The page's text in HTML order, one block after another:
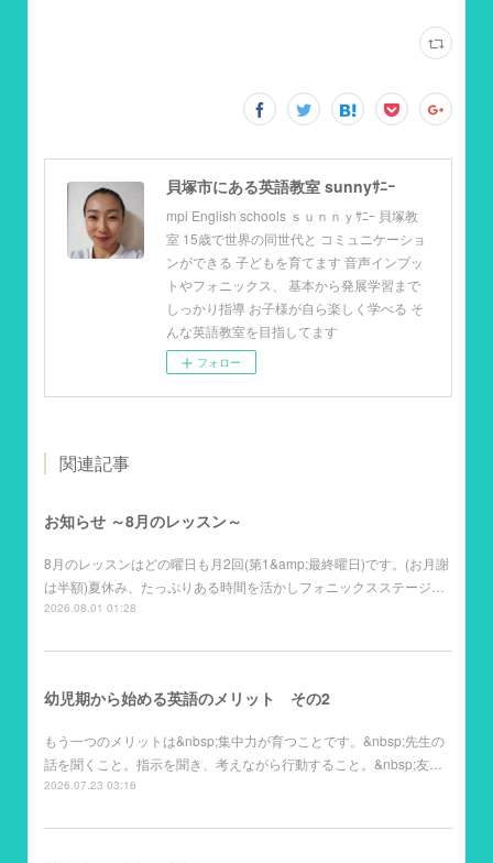
貝塚市にある英語教室 sunnyｻﾆｰ
mpi English schools ｓｕｎｎｙｻﾆｰ 貝塚教
室 15歳で世界の同世代と コミュニケーショ
ンができる 子どもを育てます 音声インプッ
トやフォニックス、 基本から発展学習まで
しっかり指導 お子様が自ら楽しく学べる そ
んな英語教室を目指してます
フォロー
関連記事
お知らせ ～8月のレッスン～
8月のレッスンはどの曜日も月2回(第1&amp;最終曜日)です。(お月謝
は半額)夏休み、たっぷりある時間を活かしフォニックスステージ…
2026.08.01 01:28
幼児期から始める英語のメリット その2
もう一つのメリットは&nbsp;集中力が育つことです。&nbsp;先生の
話を聞くこと。指示を聞き、考えながら行動すること。&nbsp;友…
2026.07.23 03:16